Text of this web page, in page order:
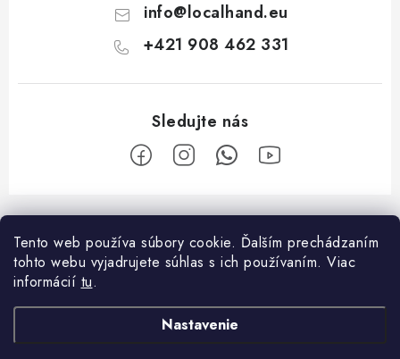
Tento web používa súbory cookie. Ďalším prechádzaním
tohto webu vyjadrujete súhlas s ich používaním. Viac
informácií tu.
Nastavenie
info@localhand.eu
+421 908 462 331
Z
á
Facebook
O nákupe
O spoločnosti